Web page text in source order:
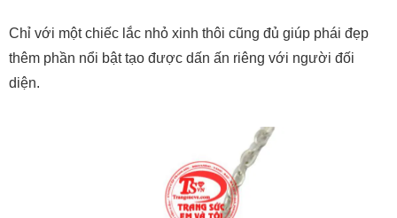
Chỉ với một chiếc lắc nhỏ xinh thôi cũng đủ giúp phái đẹp
thêm phần nổi bật tạo được dấn ấn riêng với người đối
diện.